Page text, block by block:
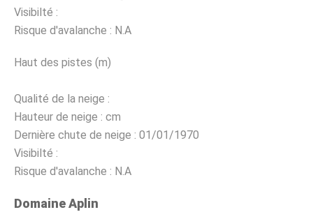
Visibilté :
Risque d'avalanche : N.A
Haut des pistes (m)
Qualité de la neige :
Hauteur de neige : cm
Dernière chute de neige : 01/01/1970
Visibilté :
Risque d'avalanche : N.A
Domaine Aplin